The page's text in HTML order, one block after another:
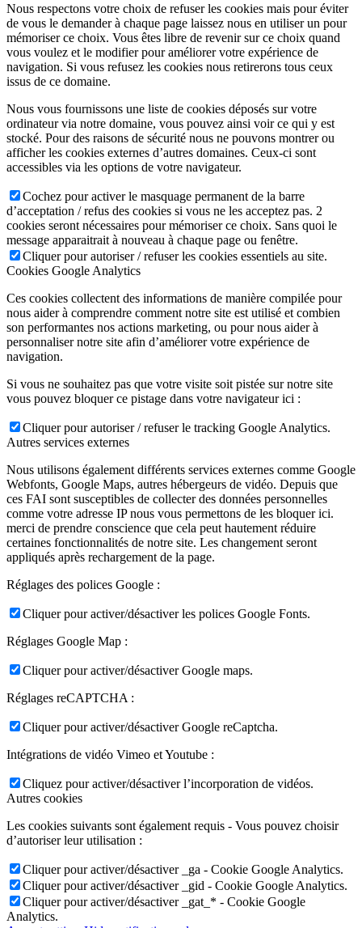
Nous respectons votre choix de refuser les cookies mais pour éviter
de vous le demander à chaque page laissez nous en utiliser un pour
mémoriser ce choix. Vous êtes libre de revenir sur ce choix quand
vous voulez et le modifier pour améliorer votre expérience de
navigation. Si vous refusez les cookies nous retirerons tous ceux
issus de ce domaine.
Nous vous fournissons une liste de cookies déposés sur votre
ordinateur via notre domaine, vous pouvez ainsi voir ce qui y est
stocké. Pour des raisons de sécurité nous ne pouvons montrer ou
afficher les cookies externes d’autres domaines. Ceux-ci sont
accessibles via les options de votre navigateur.
Cochez pour activer le masquage permanent de la barre
d’acceptation / refus des cookies si vous ne les acceptez pas. 2
cookies seront nécessaires pour mémoriser ce choix. Sans quoi le
message apparaitrait à nouveau à chaque page ou fenêtre.
Cliquer pour autoriser / refuser les cookies essentiels au site.
Cookies Google Analytics
Ces cookies collectent des informations de manière compilée pour
nous aider à comprendre comment notre site est utilisé et combien
son performantes nos actions marketing, ou pour nous aider à
personnaliser notre site afin d’améliorer votre expérience de
navigation.
Si vous ne souhaitez pas que votre visite soit pistée sur notre site
vous pouvez bloquer ce pistage dans votre navigateur ici :
Cliquer pour autoriser / refuser le tracking Google Analytics.
Autres services externes
Nous utilisons également différents services externes comme Google
Webfonts, Google Maps, autres hébergeurs de vidéo. Depuis que
ces FAI sont susceptibles de collecter des données personnelles
comme votre adresse IP nous vous permettons de les bloquer ici.
merci de prendre conscience que cela peut hautement réduire
certaines fonctionnalités de notre site. Les changement seront
appliqués après rechargement de la page.
Réglages des polices Google :
Cliquer pour activer/désactiver les polices Google Fonts.
Réglages Google Map :
Cliquer pour activer/désactiver Google maps.
Réglages reCAPTCHA :
Cliquer pour activer/désactiver Google reCaptcha.
Intégrations de vidéo Vimeo et Youtube :
Cliquez pour activer/désactiver l’incorporation de vidéos.
Autres cookies
Les cookies suivants sont également requis - Vous pouvez choisir
d’autoriser leur utilisation :
Cliquer pour activer/désactiver _ga - Cookie Google Analytics.
Cliquer pour activer/désactiver _gid - Cookie Google Analytics.
Cliquer pour activer/désactiver _gat_* - Cookie Google
Analytics.